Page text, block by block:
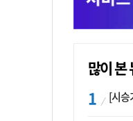
많이 본
[시승기] “